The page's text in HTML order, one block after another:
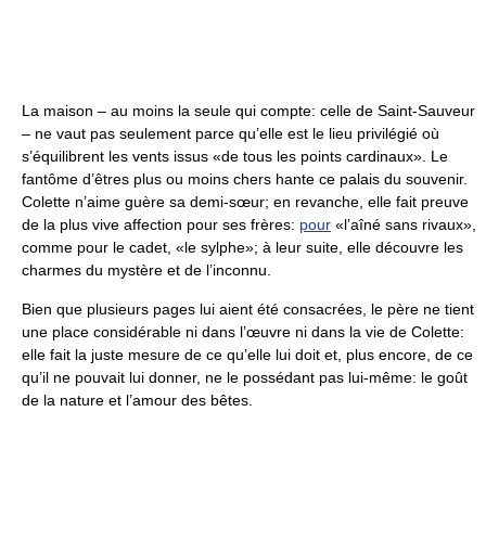
La maison – au moins la seule qui compte: celle de Saint-Sauveur
– ne vaut pas seulement parce qu’elle est le lieu privilégié où
s’équilibrent les vents issus «de tous les points cardinaux». Le
fantôme d’êtres plus ou moins chers hante ce palais du souvenir.
Colette n’aime guère sa demi-sœur; en revanche, elle fait preuve
de la plus vive affection pour ses frères: pour «l’aîné sans rivaux»,
comme pour le cadet, «le sylphe»; à leur suite, elle découvre les
charmes du mystère et de l’inconnu.
Bien que plusieurs pages lui aient été consacrées, le père ne tient
une place considérable ni dans l’œuvre ni dans la vie de Colette:
elle fait la juste mesure de ce qu’elle lui doit et, plus encore, de ce
qu’il ne pouvait lui donner, ne le possédant pas lui-même: le goût
de la nature et l’amour des bêtes.